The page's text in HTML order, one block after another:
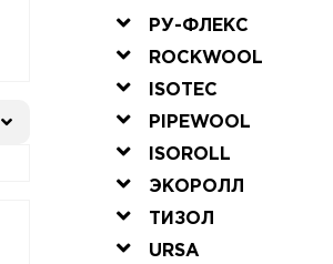
РУ-ФЛЕКС
ROCKWOOL
ISOTEC
PIPEWOOL
ISOROLL
ЭКОРОЛЛ
ТИЗОЛ
URSA